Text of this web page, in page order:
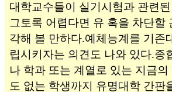
대학교수들이 실기시험과 관련
그토록 어렵다면 유 혹을 차단할
각해 볼 만하다.예체능계를 기존
립시키자는 의견도 나와 있다.종
나 학과 또는 계열로 있는 지금
도 없는 학생까지 유명대학 간판